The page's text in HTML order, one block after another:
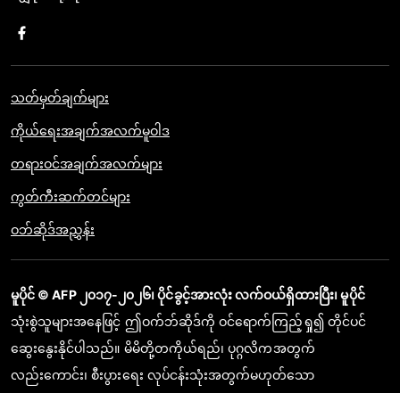
သတ်မှတ်ချက်များ
ကိုယ်ရေးအချက်အလက်မူဝါဒ
တရားဝင်အချက်အလက်များ
ကွတ်ကီးဆက်တင်များ
ဝဘ်ဆိုဒ်အညွှန်း
မူပိုင် © AFP ၂၀၁၇-၂၀၂၆၊ ပိုင်ခွင့်အားလုံး လက်ဝယ်ရှိထားပြီး၊ မူပိုင်
သုံးစွဲသူများအနေဖြင့် ဤဝက်ဘ်ဆိုဒ်ကို ဝင်ရောက်ကြည့်ရှု၍ တိုင်ပင်
ဆွေးနွေးနိုင်ပါသည်။ မိမိတို့တကိုယ်ရည်၊ ပုဂ္ဂလိကအတွက်
လည်းကောင်း၊ စီးပွားရေး လုပ်ငန်းသုံးအတွက်မဟုတ်သော